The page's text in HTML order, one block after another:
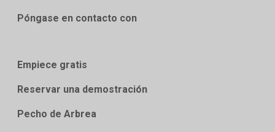
Póngase en contacto con
Empiece gratis
Reservar una demostración
Pecho de Arbrea